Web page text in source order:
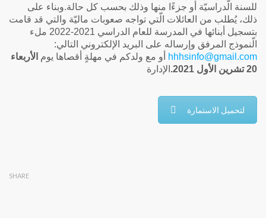
للسنة الّدراسيّة أو جزءًا منها وذلك بحسب كل حالة.وبناء على
ذلك، يُطلب من العائلات الّتي تواجه صعوبات ماليّة والتي قد قامت
بتسجيل أبنائها في المدرسة للعام الدراسي 2021-2022 ملء
الّنموذج المرفق وإرساله على البريد الإلكتروني التالي:
hhhsinfo@gmail.com
أو مع ولدكم في مهلةٍ أقصاها يوم الأربعاء
20 تشرين الأول 2021.
الإدارة
لتحميل الاستمارة
SHARE